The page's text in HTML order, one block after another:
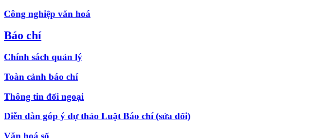
Công nghiệp văn hoá
Báo chí
Chính sách quản lý
Toàn cảnh báo chí
Thông tin đối ngoại
Diễn đàn góp ý dự thảo Luật Báo chí (sửa đổi)
Văn hoá số